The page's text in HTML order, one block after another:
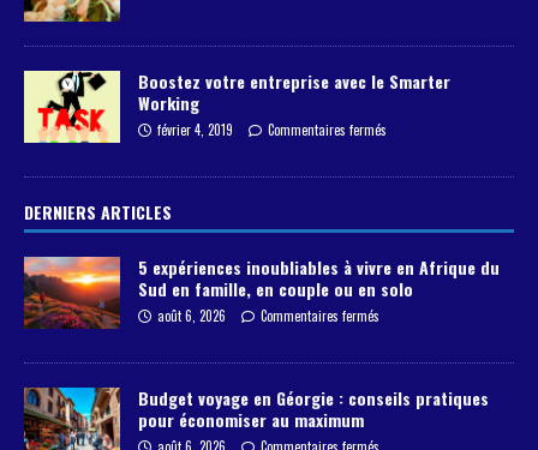
Boostez votre entreprise avec le Smarter
Working
février 4, 2019 Commentaires fermés
DERNIERS ARTICLES
5 expériences inoubliables à vivre en Afrique du
Sud en famille, en couple ou en solo
août 6, 2026 Commentaires fermés
Budget voyage en Géorgie : conseils pratiques
pour économiser au maximum
août 6, 2026 Commentaires fermés